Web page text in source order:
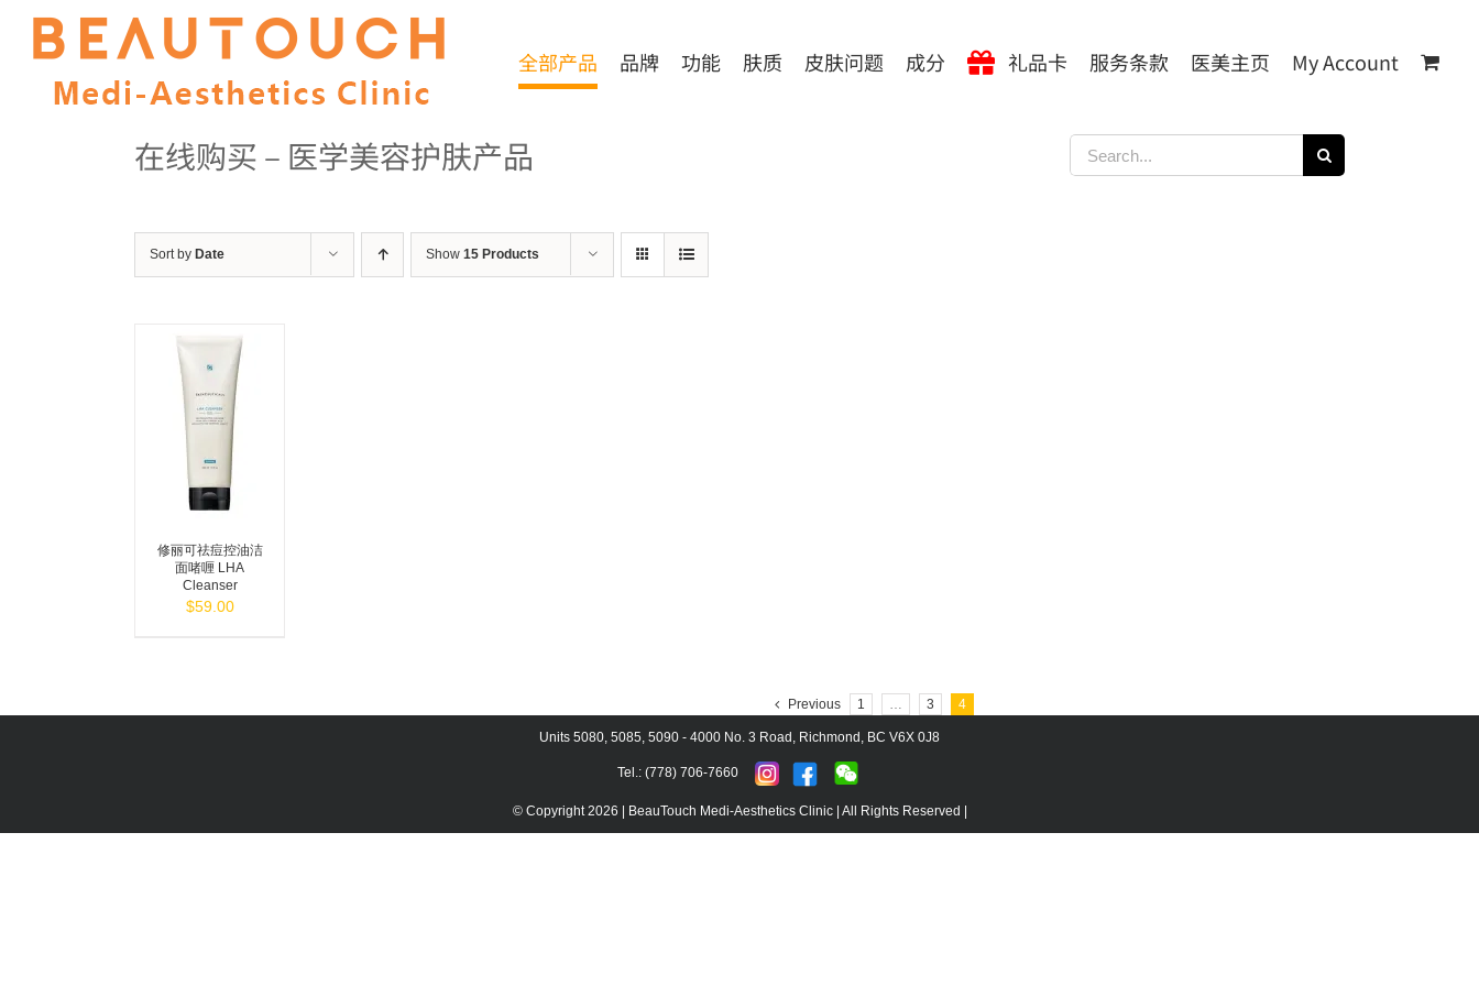
content
全部产品 品牌 功能 肤质 皮肤问题 成分 礼品卡 服务条款 医美主页 My Account
在线购买 – 医学美容护肤产品
for:
Sort by Date Show 15 Products
修丽可祛痘控油洁
面啫喱 LHA
Cleanser
$59.00
Previous 1 … 3 4
Units 5080, 5085, 5090 - 4000 No. 3 Road, Richmond, BC V6X 0J8
Tel.: (778) 706-7660
© Copyright2026 | BeauTouch Medi-Aesthetics Clinic | All Rights Reserved |